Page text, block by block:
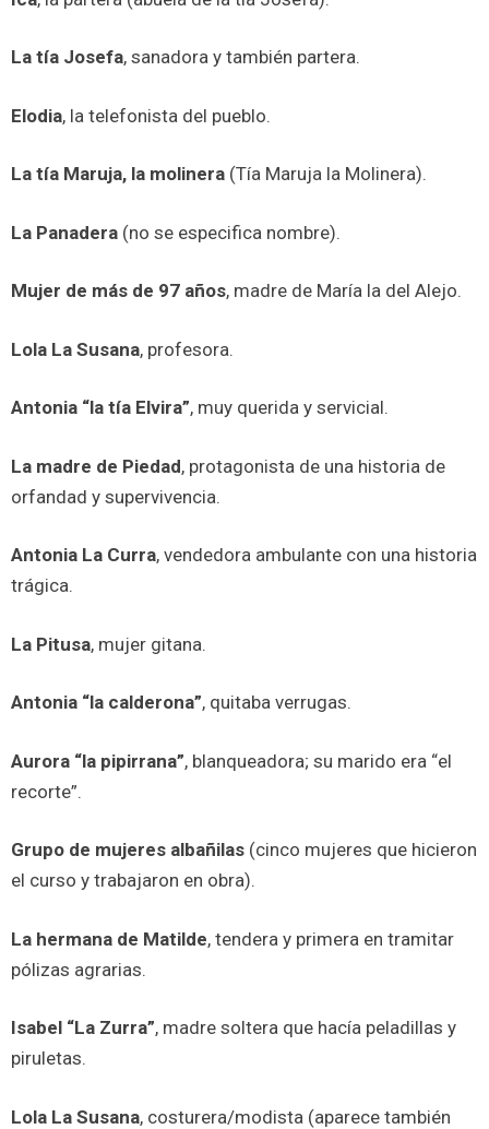
La tía Josefa, sanadora y también partera.
Elodia, la telefonista del pueblo.
La tía Maruja, la molinera (Tía Maruja la Molinera).
La Panadera (no se especifica nombre).
Mujer de más de 97 años, madre de María la del Alejo.
Lola La Susana, profesora.
Antonia “la tía Elvira”, muy querida y servicial.
La madre de Piedad, protagonista de una historia de
orfandad y supervivencia.
Antonia La Curra, vendedora ambulante con una historia
trágica.
La Pitusa, mujer gitana.
Antonia “la calderona”, quitaba verrugas.
Aurora “la pipirrana”, blanqueadora; su marido era “el
recorte”.
Grupo de mujeres albañilas (cinco mujeres que hicieron
el curso y trabajaron en obra).
La hermana de Matilde, tendera y primera en tramitar
pólizas agrarias.
Isabel “La Zurra”, madre soltera que hacía peladillas y
piruletas.
Lola La Susana, costurera/modista (aparece también